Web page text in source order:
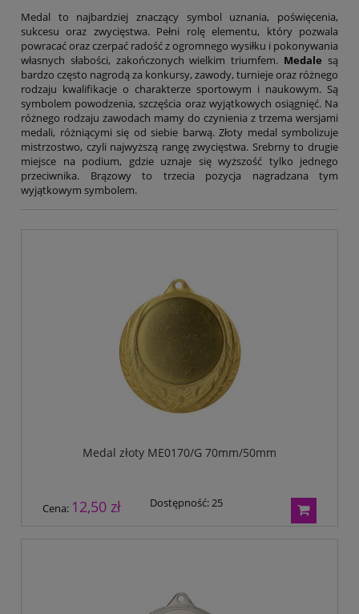
Typograf
UNI-1
Wagraf
Waterman
Medal to najbardziej znaczący symbol uznania, poświęcenia,
sukcesu oraz zwycięstwa. Pełni rolę elementu, który pozwala
powracać oraz czerpać radość z ogromnego wysiłku i pokonywania
własnych słabości, zakończonych wielkim triumfem. Medale są
bardzo często nagrodą za konkursy, zawody, turnieje oraz różnego
rodzaju kwalifikacje o charakterze sportowym i naukowym. Są
symbolem powodzenia, szczęścia oraz wyjątkowych osiągnięć. Na
różnego rodzaju zawodach mamy do czynienia z trzema wersjami
medali, różniącymi się od siebie barwą. Złoty medal symbolizuje
mistrzostwo, czyli najwyższą rangę zwycięstwa. Srebrny to drugie
miejsce na podium, gdzie uznaje się wyższość tylko jednego
przeciwnika. Brązowy to trzecia pozycja nagradzana tym
wyjątkowym symbolem.
Medal złoty ME0170/G 70mm/50mm
Cena: 12,50 zł Dostępność:25